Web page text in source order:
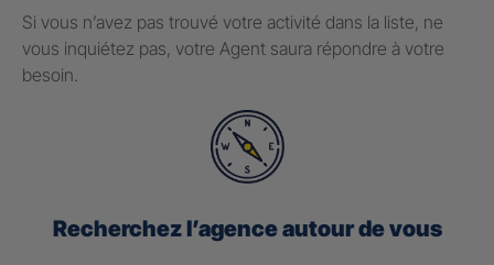
Si vous n’avez pas trouvé votre activité dans la liste, ne
vous inquiétez pas, votre Agent saura répondre à votre
besoin.
Recherchez l’agence autour de vous